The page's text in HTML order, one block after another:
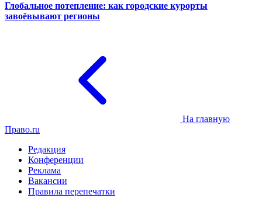
Глобальное потепление: как городские курорты
завоёвывают регионы
На главную
Право.ru
Редакция
Конференции
Реклама
Вакансии
Правила перепечатки